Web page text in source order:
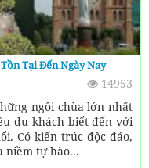
Tại Đến Ngày Nay
14953
ngôi chùa lớn nhất
du khách biết đến với
Có kiến trúc độc đáo,
niềm tự hào...